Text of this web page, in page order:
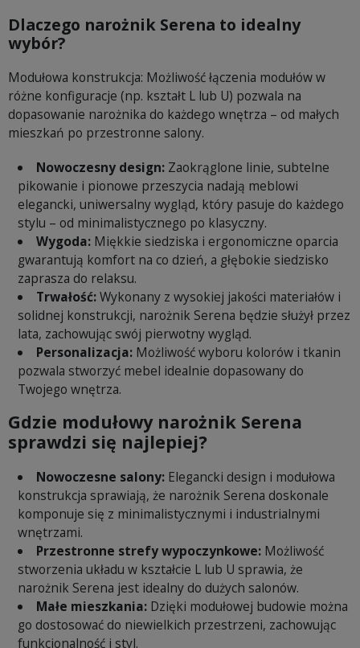
Dlaczego narożnik Serena to idealny
wybór?
Modułowa konstrukcja: Możliwość łączenia modułów w
różne konfiguracje (np. kształt L lub U) pozwala na
dopasowanie narożnika do każdego wnętrza – od małych
mieszkań po przestronne salony.
Nowoczesny design:Zaokrąglone linie, subtelne
pikowanie i pionowe przeszycia nadają meblowi
elegancki, uniwersalny wygląd, który pasuje do każdego
stylu – od minimalistycznego po klasyczny.
Wygoda:Miękkie siedziska i ergonomiczne oparcia
gwarantują komfort na co dzień, a głębokie siedzisko
zaprasza do relaksu.
Trwałość:Wykonany z wysokiej jakości materiałów i
solidnej konstrukcji, narożnik Serena będzie służył przez
lata, zachowując swój pierwotny wygląd.
Personalizacja:Możliwość wyboru kolorów i tkanin
pozwala stworzyć mebel idealnie dopasowany do
Twojego wnętrza.
Gdzie modułowy narożnik Serena
sprawdzi się najlepiej?
Nowoczesne salony:Elegancki design i modułowa
konstrukcja sprawiają, że narożnik Serena doskonale
komponuje się z minimalistycznymi i industrialnymi
wnętrzami.
Przestronne strefy wypoczynkowe:Możliwość
stworzenia układu w kształcie L lub U sprawia, że
narożnik Serena jest idealny do dużych salonów.
Małe mieszkania:Dzięki modułowej budowie można
go dostosować do niewielkich przestrzeni, zachowując
funkcjonalność i styl.